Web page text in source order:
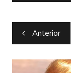
de
entradas
Anterior